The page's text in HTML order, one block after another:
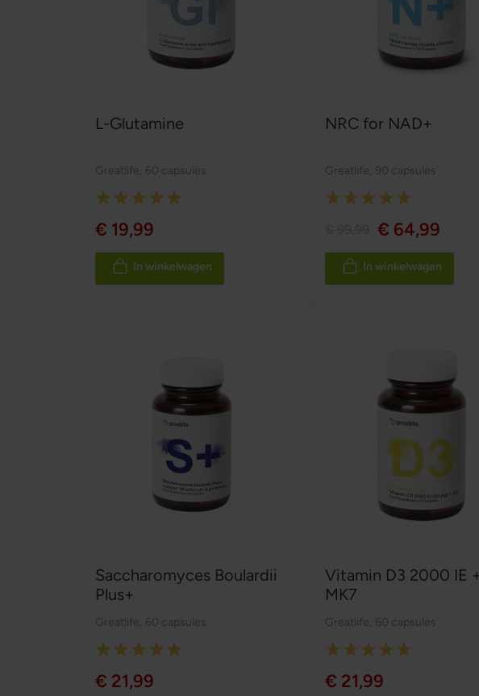
L-Glutamine
Greatlife 60 capsules
Rating:
100%
€ 19,99
In winkelwagen
NRC for NAD+
Greatlife 90 capsules
Rating:
€ 64,99
In winkelwagen
Saccharomyces Boulardii
Plus+
Greatlife 60 capsules
Rating:
100%
€ 21,99
Vitamin D3 2000 IE
MK7
Greatlife 60 capsules
Rating:
100%
€ 21,99